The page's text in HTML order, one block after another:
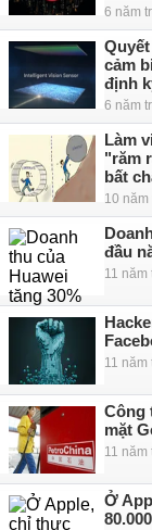
6 năm
cảm
định
6 năm
Làm
"răm
bất
10
đầu
11
11
Công
mặt
11
Ở